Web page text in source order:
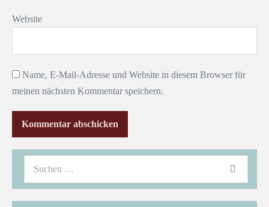
Website
Name, E-Mail-Adresse und Website in diesem Browser für
meinen nächsten Kommentar speichern.